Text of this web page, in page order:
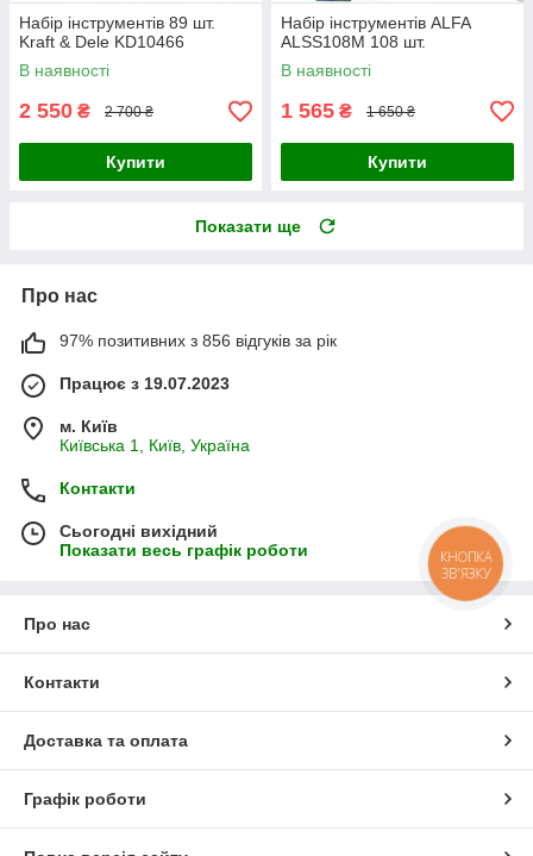
Набір інструментів 89 шт.
Kraft & Dele KD10466
В наявності
2 550 ₴ 2 700 ₴
Купити
Набір інструментів ALFA
ALSS108M 108 шт.
В наявності
1 565 ₴ 1 650 ₴
Купити
Показати ще
Про нас
97% позитивних з 856 відгуків за рік
Працює з 19.07.2023
м. Київ
Київська 1, Київ, Україна
Контакти
Сьогодні вихідний
Показати весь графік роботи
Про нас
Контакти
Доставка та оплата
Графік роботи
КНОПКА
ЗВ'ЯЗКУ